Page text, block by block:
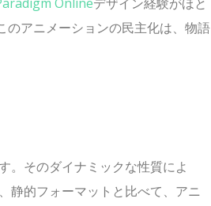
のアニメーションの民主化は、物語
。そのダイナミックな性質によ
静的フォーマットと比べて、アニ